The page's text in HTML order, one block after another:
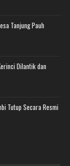
Tanjung Pauh
Dilantik dan
Tutup Secara Resmi